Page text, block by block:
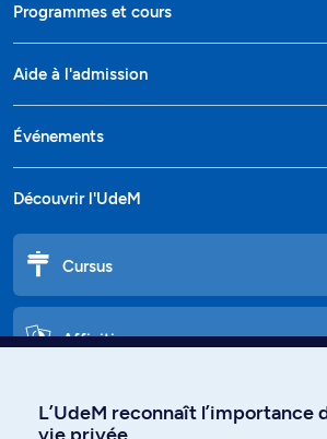
Programmes et cours
Aide à l'admission
Événements
Découvrir l'UdeM
Cursus
Affiniti
Langues
L’UdeM reconnaît l’importance